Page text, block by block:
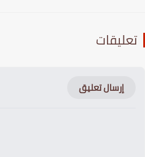
إرسال تعليق